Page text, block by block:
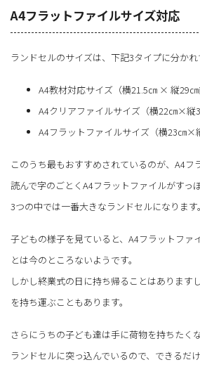
A4フラットファイルサイズ対応
ランドセルのサイズは、下記3タイプに分かれ
A4教材対応サイズ（横21.5㎝ × 縦29㎝
A4クリアファイルサイズ（横22㎝×縦
A4フラットファイルサイズ（横23㎝×
このうち最もおすすめされているのが、A4フ
読んで字のごとくA4フラットファイルがすっ
3つの中では一番大きなランドセルになります。
子どもの様子を見ていると、A4フラットファ
とは今のところないようです。
しかし終業式の日に持ち帰ることはあります
を持ち運ぶこともあります。
さらにうちの子ども達は手に荷物を持ちたく
ランドセルに突っ込んでいるので、できるだ